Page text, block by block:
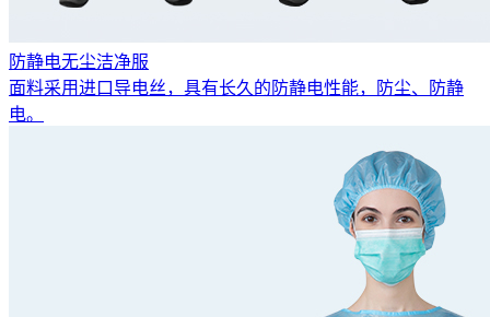
防静电无尘洁净服
面料采用进口导电丝，具有长久的防静电性能，防尘、防静
电。